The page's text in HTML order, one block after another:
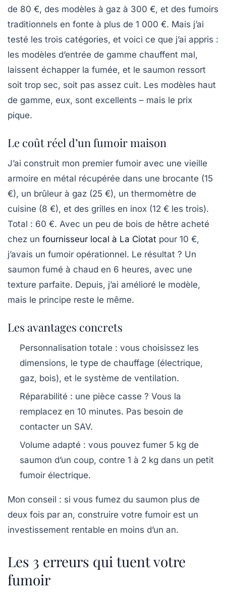
de 80 €, des modèles à gaz à 300 €, et des fumoirs
traditionnels en fonte à plus de 1 000 €. Mais j’ai
testé les trois catégories, et voici ce que j’ai appris :
les modèles d’entrée de gamme chauffent mal,
laissent échapper la fumée, et le saumon ressort
soit trop sec, soit pas assez cuit. Les modèles haut
de gamme, eux, sont excellents – mais le prix
pique.
Le coût réel d’un fumoir maison
J’ai construit mon premier fumoir avec une vieille
armoire en métal récupérée dans une brocante (15
€), un brûleur à gaz (25 €), un thermomètre de
cuisine (8 €), et des grilles en inox (12 € les trois).
Total : 60 €. Avec un peu de bois de hêtre acheté
chez un fournisseur local à La Ciotat pour 10 €,
j’avais un fumoir opérationnel. Le résultat ? Un
saumon fumé à chaud en 6 heures, avec une
texture parfaite. Depuis, j’ai amélioré le modèle,
mais le principe reste le même.
Les avantages concrets
Personnalisation totale : vous choisissez les
dimensions, le type de chauffage (électrique,
gaz, bois), et le système de ventilation.
Réparabilité : une pièce casse ? Vous la
remplacez en 10 minutes. Pas besoin de
contacter un SAV.
Volume adapté : vous pouvez fumer 5 kg de
saumon d’un coup, contre 1 à 2 kg dans un petit
fumoir électrique.
Mon conseil : si vous fumez du saumon plus de
deux fois par an, construire votre fumoir est un
investissement rentable en moins d’un an.
Les 3 erreurs qui tuent votre
fumoir